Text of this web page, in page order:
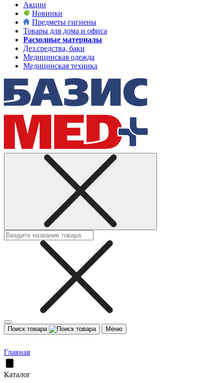
Акции
Новинки
Предметы гигиены
Товары для дома и офиса
Расходные материалы
Дез.средства, баки
Медицинская одежда
Медицинская техника
Поиск товара Меню
Главная
Каталог